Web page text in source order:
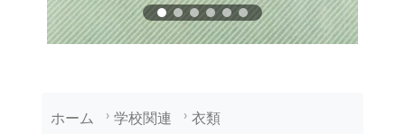
ホーム 学校関連 衣類